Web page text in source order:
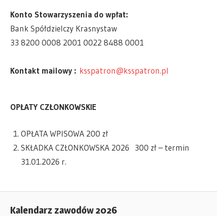
Konto Stowarzyszenia do wpłat:
Bank Spółdzielczy Krasnystaw
33 8200 0008 2001 0022 8488 0001
Kontakt mailowy : ksspatron@ksspatron.pl
OPŁATY CZŁONKOWSKIE
OPŁATA WPISOWA 200 zł
SKŁADKA CZŁONKOWSKA 2026 300 zł – termin
31.01.2026 r.
Kalendarz zawodów 2026